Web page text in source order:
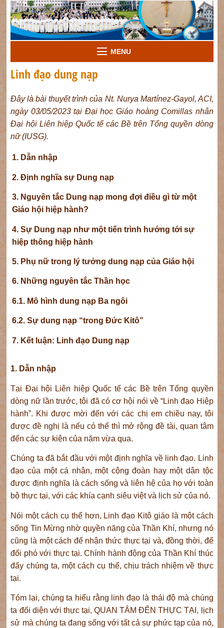
MENU
Linh đạo dung nạp
Đây là bài thuyết trình của Nt. Nurya Martínez-Gayol, ACI,
ngày 03/05/2023 tại Đại học Giáo hoàng Comillas nhân
Đại hội Liên hiệp Quốc tế các Bề trên Tổng quyền dòng
nữ (IUSG).
1. Dẫn nhập
2. Định nghĩa sự Dung nạp
3. Nguyên tắc Dung nạp mong đợi điều gì từ một
Giáo hội hiệp hành?
4. Sự Dung nạp như một tiến trình hướng tới sự
hiệp thông hiệp hành
5. Phụ nữ trong lý tưởng dung nạp của Giáo hội
6. Những nguyên tắc Thần học
6.1. Mô hình dung nạp Ba ngôi
6.2. Sự dung nạp “trong Đức Kitô”
7. Kết luận: Linh đạo Dung nạp
1. Dẫn nhập
Tại Đại hội Liên hiệp Quốc tế các Bề trên Tổng quyền
dòng nữ lần trước, tôi đã có cơ hội nói về “Linh đạo Hiệp
hành”. Khi được mời đến với các chị em chiều nay, tôi
được đề nghị là nếu có thể thì mở rộng đề tài, quan tâm
đến các sự kiện của năm vừa qua.
Chúng ta đã bắt đầu với một định nghĩa về linh đạo. Linh
đạo của một cá nhân, một cộng đoàn hay một dân tộc
được định nghĩa là cách sống và liên hệ của họ với toàn
bộ thực tại, với các khía cạnh siêu việt và lịch sử của nó.
Nói một cách cụ thể hơn, Linh đạo Kitô giáo là một cách
sống Tin Mừng nhờ quyền năng của Thần Khí, nhưng nó
cũng là một cách để nhận thức thực tại và, đồng thời, để
đối phó với thực tại. Chính hành động của Thần Khí thúc
đẩy chúng ta, một cách cụ thể, chịu trách nhiệm về thực
tại.
Tóm lại, chúng ta hiểu rằng linh đạo là thái độ mà chúng
ta đối diện với thực tại, QUAN TÂM ĐẾN THỰC TẠI, lịch
sử mà chúng ta đang sống với tất cả sự phức tạp của nó,